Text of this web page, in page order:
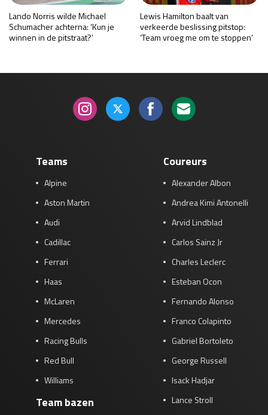
Lando Norris wilde Michael
Schumacher achterna: ‘Kun je
winnen in de pitstraat?’
Lewis Hamilton baalt van
verkeerde beslissing pitstop:
‘Team vroeg me om te stoppen’
Teams
Alpine
Aston Martin
Audi
Cadillac
Ferrari
Haas
McLaren
Mercedes
Racing Bulls
Red Bull
Williams
Team bazen
Coureurs
Alexander Albon
Andrea Kimi Antonelli
Arvid Lindblad
Carlos Sainz Jr
Charles Leclerc
Esteban Ocon
Fernando Alonso
Franco Colapinto
Gabriel Bortoleto
George Russell
Isack Hadjar
Lance Stroll